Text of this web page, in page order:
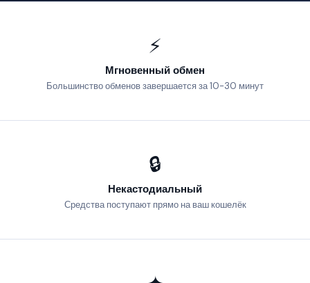
⚡
Мгновенный обмен
Большинство обменов завершается за 10-30 минут
🔒
Некастодиальный
Средства поступают прямо на ваш кошелёк